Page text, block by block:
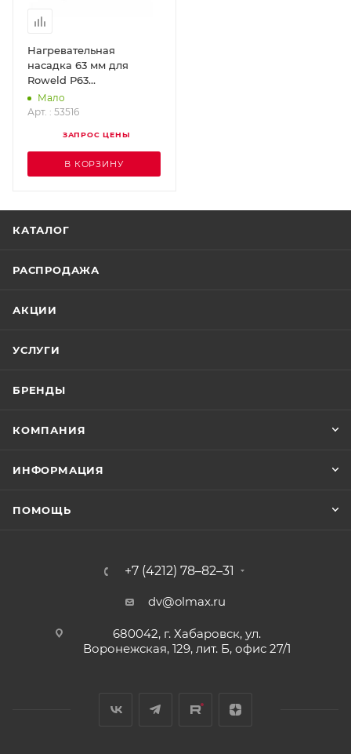
Нагревательная
насадка 63 мм для
Roweld Р63
ROTHENBERGER 53516
Мало
Арт. : 53516
ЗАПРОС ЦЕНЫ
В КОРЗИНУ
КАТАЛОГ
РАСПРОДАЖА
АКЦИИ
УСЛУГИ
БРЕНДЫ
КОМПАНИЯ
ИНФОРМАЦИЯ
ПОМОЩЬ
+7 (4212) 78–82–31
dv@olmax.ru
680042, г. Хабаровск, ул.
Воронежская, 129, лит. Б, офис 27/1